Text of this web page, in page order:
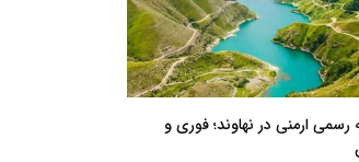
رسمی ارمنی در نهاوند؛ فوری و